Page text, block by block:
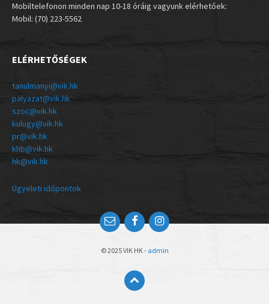
Mobiltelefonon minden nap 10-18 óráig vagyunk elérhetőek:
Mobil: (70) 223-5562
ELÉRHETŐSÉGEK
tanulmanyi@vik.hk
palyazat@vik.hk
szoc@vik.hk
kulugy@vik.hk
pr@vik.hk
khb@vik.hk
hk@vik.hk
Ügyeleti időpontok
© 2025 VIK HK - admin